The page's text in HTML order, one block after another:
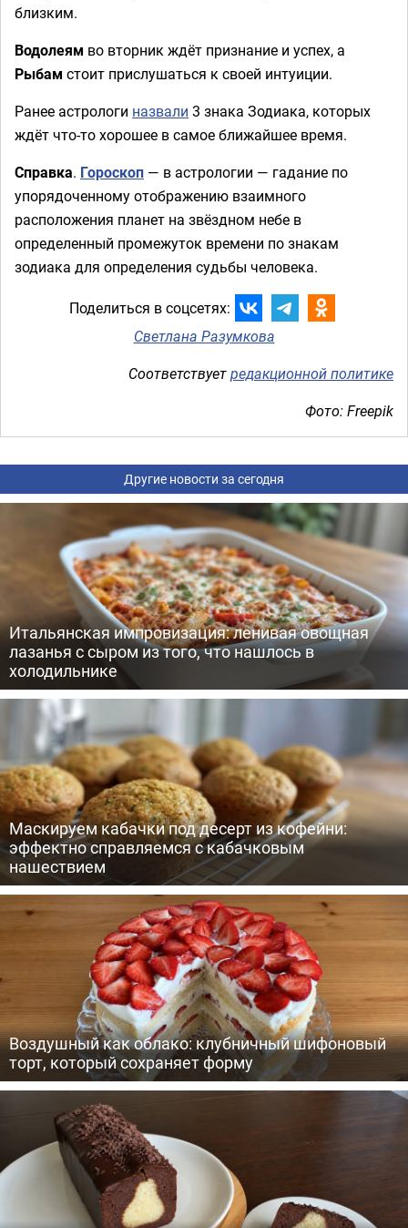
близким.
Водолеям во вторник ждёт признание и успех, а
Рыбам стоит прислушаться к своей интуиции.
Ранее астрологи назвали 3 знака Зодиака, которых
ждёт что-то хорошее в самое ближайшее время.
Справка. Гороскоп — в астрологии — гадание по
упорядоченному отображению взаимного
расположения планет на звёздном небе в
определенный промежуток времени по знакам
зодиака для определения судьбы человека.
Поделиться в соцсетях:
Светлана Разумкова
Соответствуетредакционной политике
Фото: Freepik
Другие новости за сегодня
Итальянская импровизация: ленивая овощная
лазанья с сыром из того, что нашлось в
холодильнике
Маскируем кабачки под десерт из кофейни:
эффектно справляемся с кабачковым
нашествием
Воздушный как облако: клубничный шифоновый
торт, который сохраняет форму